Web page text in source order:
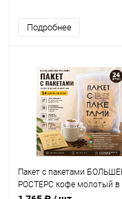
Подробнее
Пакет с пакетами
РОСТЕРС кофе молотый в
ДРИП-ПАКЕТАХ, упак. 24